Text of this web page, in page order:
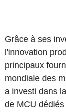
Grâce à ses
l'innovation
principaux
mondiale des
a investi dans
de MCU